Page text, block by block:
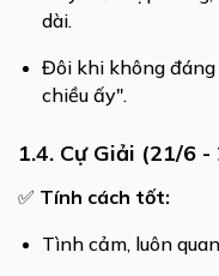
dài.
Đôi khi không
chiều ấy".
1.4. Cự Giải (21/6 -
✅ Tính cách tốt:
Tình cảm, luôn